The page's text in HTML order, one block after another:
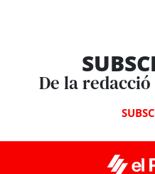
De la